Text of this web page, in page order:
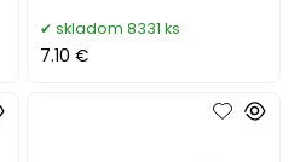
skladom 8331 ks
7.10 €